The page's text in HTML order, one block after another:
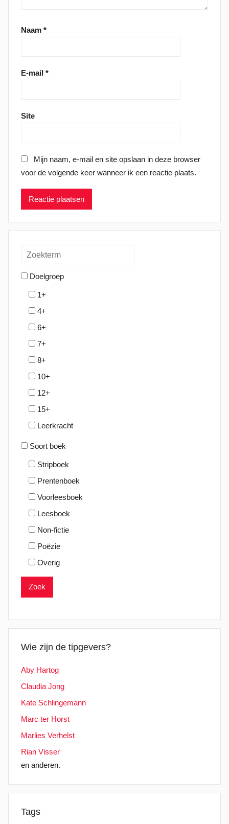
Naam *
E-mail *
Site
Mijn naam, e-mail en site opslaan in deze browser
voor de volgende keer wanneer ik een reactie plaats.
Doelgroep
1+
4+
6+
7+
8+
10+
12+
15+
Leerkracht
Soort boek
Stripboek
Prentenboek
Voorleesboek
Leesboek
Non-fictie
Poëzie
Overig
Wie zijn de tipgevers?
Aby Hartog
Claudia Jong
Kate Schlingemann
Marc ter Horst
Marlies Verhelst
Rian Visser
en anderen.
Tags